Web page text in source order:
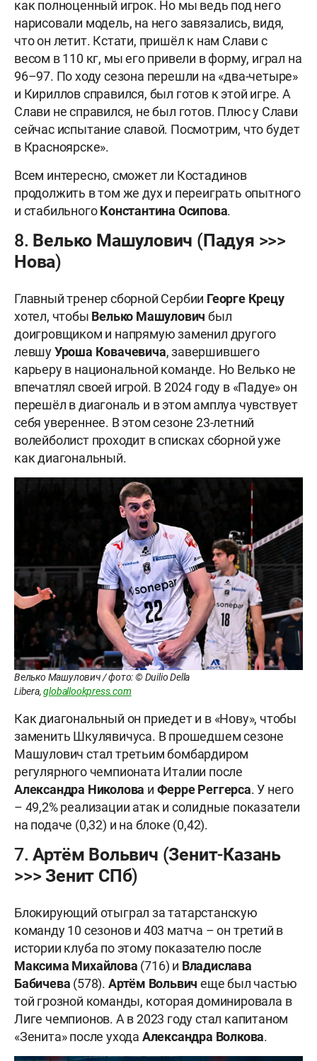
как полноценный игрок. Но мы ведь под него
нарисовали модель, на него завязались, видя,
что он летит. Кстати, пришёл к нам Слави с
весом в 110 кг, мы его привели в форму, играл на
96–97. По ходу сезона перешли на «два-четыре»
и Кириллов справился, был готов к этой игре. А
Слави не справился, не был готов. Плюс у Слави
сейчас испытание славой. Посмотрим, что будет
в Красноярске».
Всем интересно, сможет ли Костадинов
продолжить в том же дух и переиграть опытного
и стабильногоКонстантина Осипова.
8. Велько Машулович (Падуя >>>
Нова)
Главный тренер сборной Сербии Георге Крецу
хотел, чтобы Велько Машулович был
доигровщиком и напрямую заменил другого
левшуУроша Ковачевича, завершившего
карьеру в национальной команде. Но Велько не
впечатлял своей игрой. В 2024 году в «Падуе» он
перешёл в диагональ и в этом амплуа чувствует
себя увереннее. В этом сезоне 23-летний
волейболист проходит в списках сборной уже
как диагональный.
Велько Машулович / фото: © Duilio Della
Libera,globallookpress.com
Как диагональный он приедет и в «Нову», чтобы
заменить Шкулявичуса. В прошедшем сезоне
Машулович стал третьим бомбардиром
регулярного чемпионата Италии после
Александра Николова и Ферре Реггерса. У него
– 49,2% реализации атак и солидные показатели
на подаче (0,32) и на блоке (0,42).
7. Артём Вольвич (Зенит-Казань
>>> Зенит СПб)
Блокирующий отыграл за татарстанскую
команду 10 сезонов и 403 матча – он третий в
истории клуба по этому показателю после
Максима Михайлова (716) и Владислава
Бабичева (578). Артём Вольвич еще был частью
той грозной команды, которая доминировала в
Лиге чемпионов. А в 2023 году стал капитаном
«Зенита» после ухода Александра Волкова.